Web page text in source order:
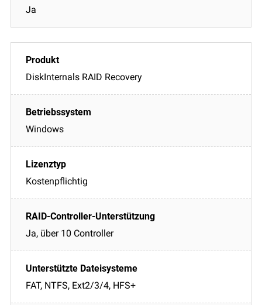
Ja
DiskInternals RAID Recovery
Windows
Kostenpflichtig
Ja, über 10 Controller
FAT, NTFS, Ext2/3/4, HFS+